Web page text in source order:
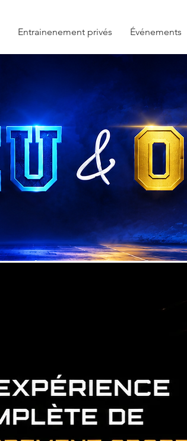
Entrainenement privés Événements